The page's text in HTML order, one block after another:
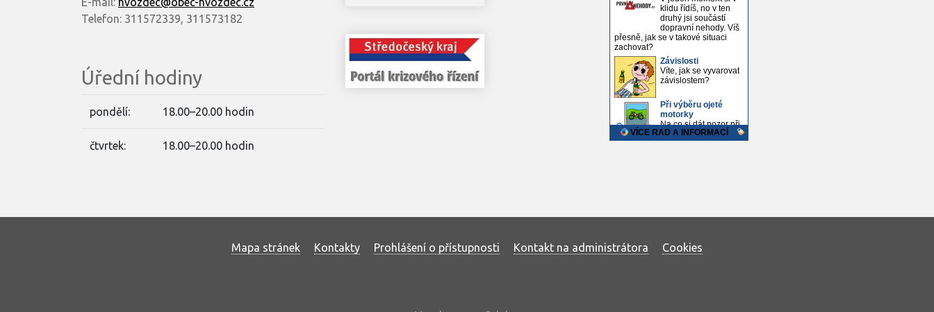
Telefon: 311572339, 311573182
Úřední hodiny
pondělí: 18.00–20.00 hodin
čtvrtek: 18.00–20.00 hodin
Mapa stránek Kontakty Prohlášení o přístupnosti Kontakt na administrátora Cookies